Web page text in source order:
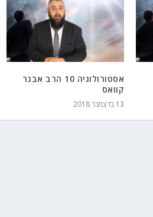
אסטורולוגיה 10 הרב אבנר
קוואס
13 בדצמבר 2018